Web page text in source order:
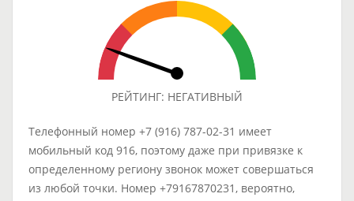
РЕЙТИНГ: НЕГАТИВНЫЙ
Телефонный номер +7 (916) 787-02-31 имеет
мобильный код 916, поэтому даже при привязке к
определенному региону звонок может совершаться
из любой точки. Номер +79167870231, вероятно,